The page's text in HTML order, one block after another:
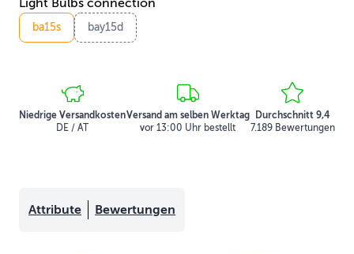
Light Bulbs connection
ba15s bay15d
Niedrige Versandkosten
DE / AT
Versand am selben Werktag
vor 13:00 Uhr bestellt
Durchschnitt 9,4
7.189 Bewertungen
Attribute Bewertungen